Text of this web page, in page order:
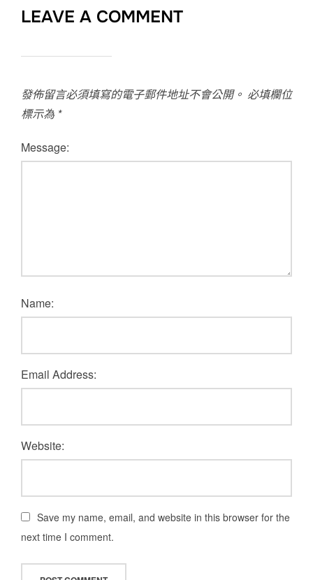
LEAVE A COMMENT
發佈留言必須填寫的電子郵件地址不會公開。 必填欄位
標示為 *
Message:
Name:
Email Address:
Website:
Save my name, email, and website in this browser for the
next time I comment.